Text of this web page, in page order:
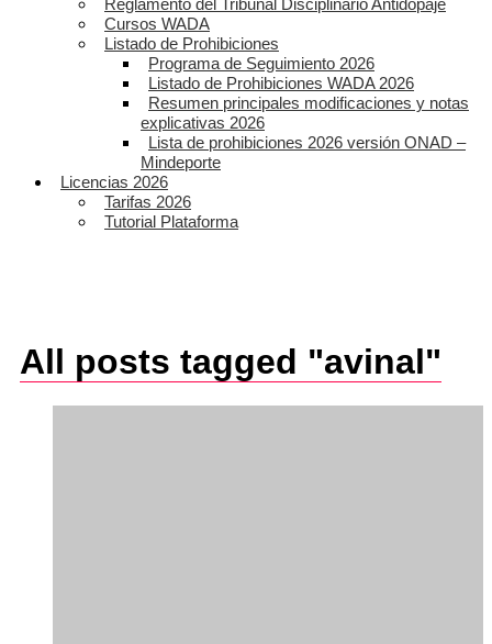
Reglamento del Tribunal Disciplinario Antidopaje
Cursos WADA
Listado de Prohibiciones
Programa de Seguimiento 2026
Listado de Prohibiciones WADA 2026
Resumen principales modificaciones y notas
explicativas 2026
Lista de prohibiciones 2026 versión ONAD –
Mindeporte
Licencias 2026
Tarifas 2026
Tutorial Plataforma
All posts tagged "avinal"